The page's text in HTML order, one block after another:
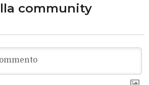
community